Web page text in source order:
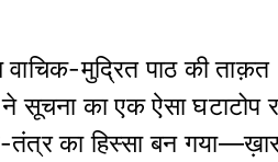
मुद्रित पाठ की ताक़त
का एक ऐसा घटाटोप
का हिस्सा बन